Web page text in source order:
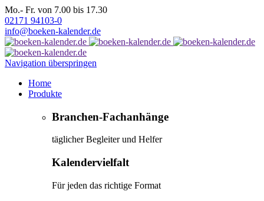
Mo.- Fr. von 7.00 bis 17.30
02171 94103-0
info@boeken-kalender.de
Navigation überspringen
Home
Produkte
Branchen-Fachanhänge
täglicher Begleiter und Helfer
Kalendervielfalt
Für jeden das richtige Format